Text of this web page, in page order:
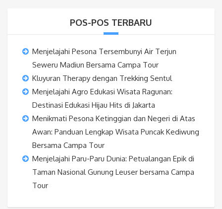
POS-POS TERBARU
Menjelajahi Pesona Tersembunyi Air Terjun
Seweru Madiun Bersama Campa Tour
Kluyuran Therapy dengan Trekking Sentul
Menjelajahi Agro Edukasi Wisata Ragunan:
Destinasi Edukasi Hijau Hits di Jakarta
Menikmati Pesona Ketinggian dan Negeri di Atas
Awan: Panduan Lengkap Wisata Puncak Kediwung
Bersama Campa Tour
Menjelajahi Paru-Paru Dunia: Petualangan Epik di
Taman Nasional Gunung Leuser bersama Campa
Tour